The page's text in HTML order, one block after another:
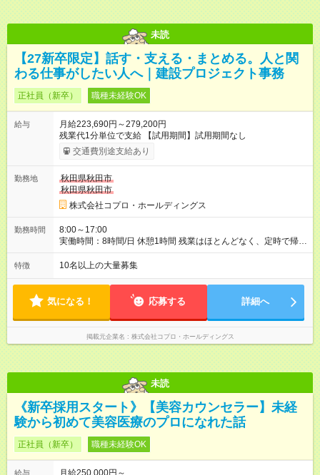
未読
【27新卒限定】話す・支える・まとめる。人と関
わる仕事がしたい人へ｜建設プロジェクト事務
正社員（新卒） 職種未経験OK
給与
月給223,690円～279,200円
残業代1分単位で支給 【試用期間】試用期間なし
交通費別途支給あり
勤務地
秋田県秋田市
秋田県秋田市
株式会社コプロ・ホールディングス
勤務時間
8:00～17:00
実働時間：8時間/日 休憩1時間 残業はほとんどなく、定時で帰れ
る日が多い働き方です。 毎日の業務は進捗管理や事務が中心な
ので、 「今日やるべき仕事」が終われば、自然と区切りをつけ
方を大切にしています。
特徴 10名以上の大量募集
気になる！ 応募する 詳細へ
掲載元企業名 株式会社コプロ・ホールディングス
未読
《新卒採用スタート》【美容カウンセラー】未経
験から初めて美容医療のプロになれた話
正社員（新卒） 職種未経験OK
給与
月給250,000円～